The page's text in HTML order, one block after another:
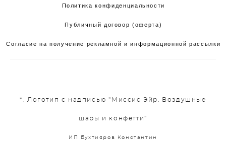
Политика конфиденциальности
Публичный договор (оферта)
Согласие на получение рекламной и информационной рассылки
*. Логотип с надписью "Миссис Эйр. Воздушные
шары и конфетти"
ИП Бухтияров Константин